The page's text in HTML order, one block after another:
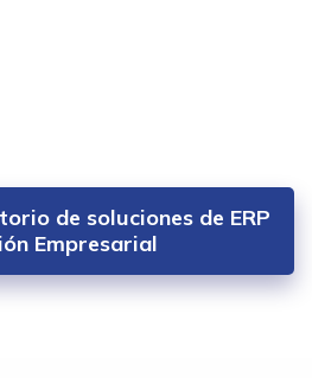
de soluciones de ERP
Empresarial